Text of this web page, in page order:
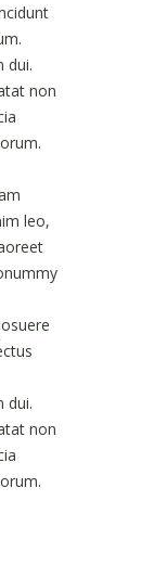
dui.
non
leo,
dui.
non